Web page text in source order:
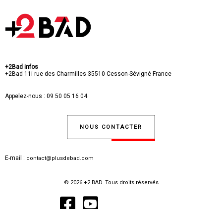
+2Bad infos
+2Bad 11i rue des Charmilles 35510 Cesson-Sévigné France
Appelez-nous : 09 50 05 16 04
NOUS CONTACTER
E-mail : contact@plusdebad.com
© 2026 +2 BAD. Tous droits réservés